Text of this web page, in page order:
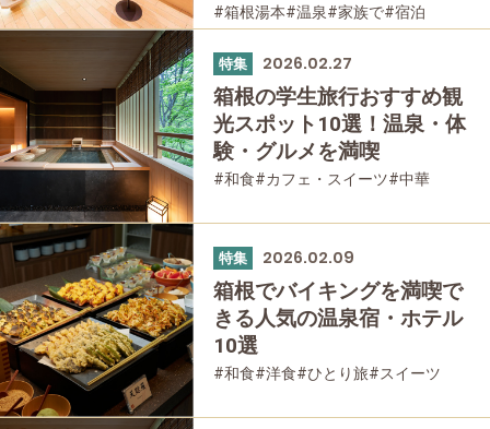
#箱根湯本#温泉#家族で#宿泊
特集 2026.02.27
箱根の学生旅行おすすめ観
光スポット10選！温泉・体
験・グルメを満喫
#和食#カフェ・スイーツ#中華
#友人グループで#宿泊#グルメ
特集 2026.02.09
箱根でバイキングを満喫で
きる人気の温泉宿・ホテル
10選
#和食#洋食#ひとり旅#スイーツ
#大涌谷#家族で#友人グループで